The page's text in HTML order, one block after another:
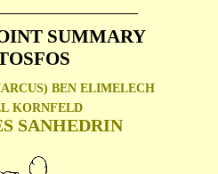
SUMMARY
BEN ELIMELECH
KORNFELD
SANHEDRIN